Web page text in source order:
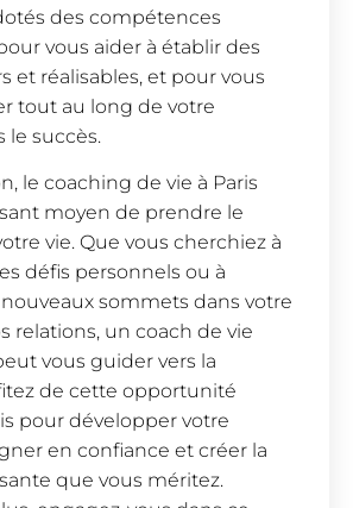
des compétences
vous aider à établir des
et réalisables, et pour vous
tout au long de votre
le succès.
le coaching de vie à Paris
moyen de prendre le
vie. Que vous cherchiez à
défis personnels ou à
sommets dans votre
relations, un coach de vie
vous guider vers la
de cette opportunité
pour développer votre
en confiance et créer la
que vous méritez.